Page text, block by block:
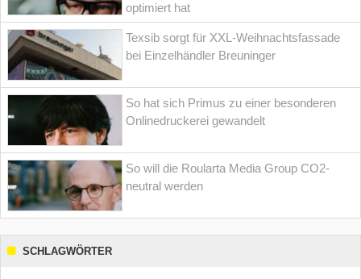
optimiert hat
Texsib sorgt für XXL-Weihnachtsfassade
bei Einzelhändler Breuninger
So hat sich Primus zu einer besonderen
Onlinedruckerei gewandelt
So will die Roularta Media Group CO2-
neutral werden
SCHLAGWÖRTER